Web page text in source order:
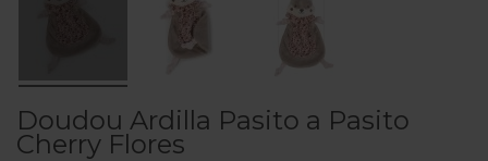
Doudou Ardilla Pasito a Pasito
Cherry Flores